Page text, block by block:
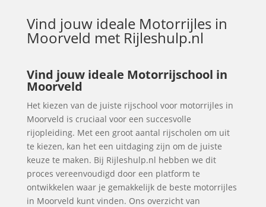
Vind jouw ideale Motorrijles in
Moorveld met Rijleshulp.nl
Vind jouw ideale Motorrijschool in
Moorveld
Het kiezen van de juiste rijschool voor motorrijles in
Moorveld is cruciaal voor een succesvolle
rijopleiding. Met een groot aantal rijscholen om uit
te kiezen, kan het een uitdaging zijn om de juiste
keuze te maken. Bij Rijleshulp.nl hebben we dit
proces vereenvoudigd door een platform te
ontwikkelen waar je gemakkelijk de beste motorrijles
in Moorveld kunt vinden. Ons overzicht van